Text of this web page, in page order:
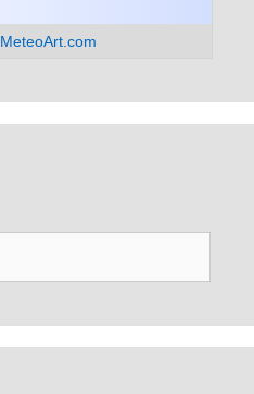
MeteoArt.com